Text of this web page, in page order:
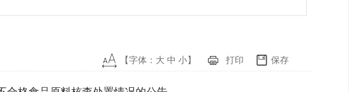
【字体： 大 中 小】 打印 保存